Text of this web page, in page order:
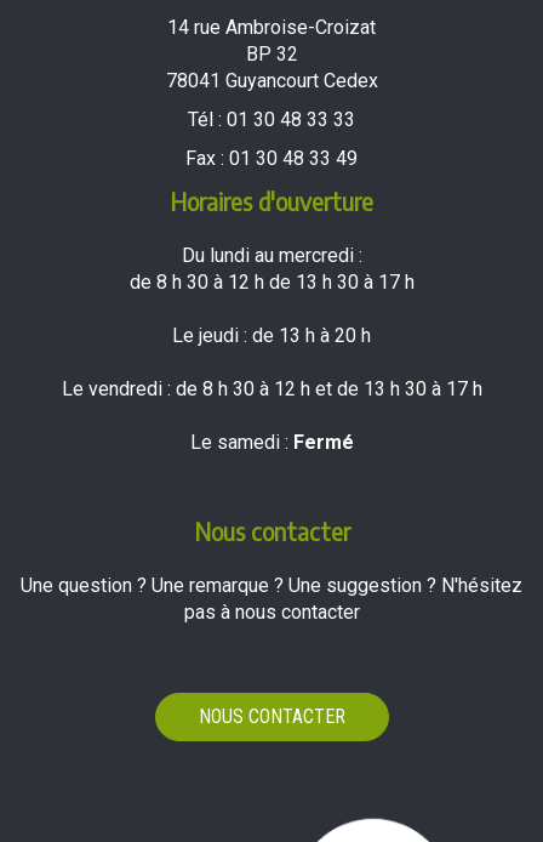
14 rue Ambroise-Croizat
BP 32
78041 Guyancourt Cedex
Tél : 01 30 48 33 33
Fax : 01 30 48 33 49
Horaires d'ouverture
Du lundi au mercredi :
de 8 h 30 à 12 h de 13 h 30 à 17 h
Le jeudi : de 13 h à 20 h
Le vendredi : de 8 h 30 à 12 h et de 13 h 30 à 17 h
Le samedi : Fermé
Nous contacter
Une question ? Une remarque ? Une suggestion ? N'hésitez
pas à nous contacter
NOUS CONTACTER